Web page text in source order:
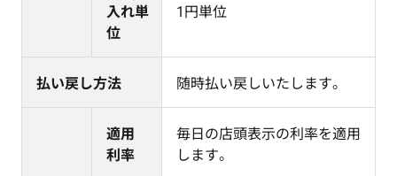
入れ単
位
1円単位
払い戻し方法 随時払い戻しいたします。
適用
利率
毎日の店頭表示の利率を適用
します。